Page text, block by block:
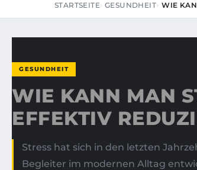
STARTSEITE GESUNDHEIT WIE
GESUNDHEIT
WIE KANN MAN
EFFEKTIV
Stress hat sich in den letzten
Begleiter im modernen Alltag